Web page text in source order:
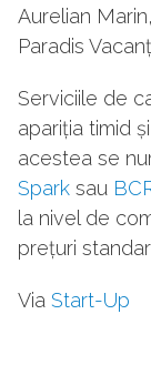
Aurelian
Paradis
Serviciile de
apariția timid
acestea se
Spark sau
la nivel de
prețuri
Via Start-Up